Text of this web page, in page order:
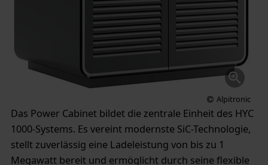
Alpitronic
Das Power Cabinet bildet die zentrale Einheit des HYC
1000-Systems. Es vereint modernste SiC-Technologie,
stellt zuverlässig eine Ladeleistung von bis zu 1
Megawatt bereit und ermöglicht durch seine flexible